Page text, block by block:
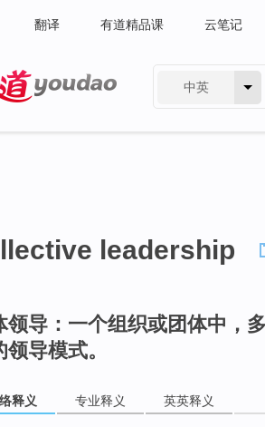
翻译 有道精品课 云笔记
中英
leadership
领导：一个组织或团体中，
领导模式。
释义 专业释义 英英释义